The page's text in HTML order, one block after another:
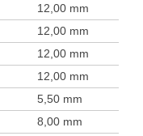
12,00 mm
12,00 mm
12,00 mm
12,00 mm
5,50 mm
8,00 mm